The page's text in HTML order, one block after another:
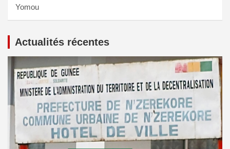
Yomou
Actualités récentes